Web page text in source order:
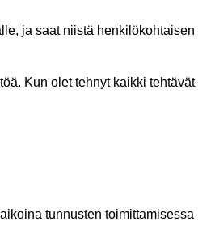
ja saat niistä henkilökohtaisen
Kun olet tehnyt kaikki tehtävät
tunnusten toimittamisessa